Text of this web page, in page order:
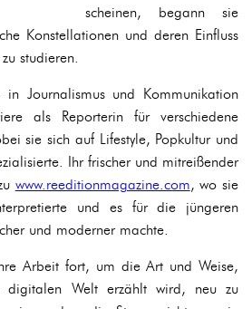
scheinen, begann sie
Konstellationen und deren Einfluss
studieren.
in Journalismus und Kommunikation
als Reporterin für verschiedene
sie sich auf Lifestyle, Popkultur und
Ihr frischer und mitreißender
www.reeditionmagazine.com, wo sie
und es für die jüngeren
und moderner machte.
Arbeit fort, um die Art und Weise,
Welt erzählt wird, neu zu